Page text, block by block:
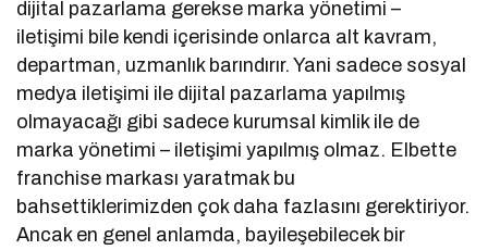
dijital pazarlama gerekse marka yönetimi –
iletişimi bile kendi içerisinde onlarca alt kavram,
departman, uzmanlık barındırır. Yani sadece sosyal
medya iletişimi ile dijital pazarlama yapılmış
olmayacağı gibi sadece kurumsal kimlik ile de
marka yönetimi – iletişimi yapılmış olmaz. Elbette
franchise markası yaratmak bu
bahsettiklerimizden çok daha fazlasını gerektiriyor.
Ancak en genel anlamda, bayileşebilecek bir